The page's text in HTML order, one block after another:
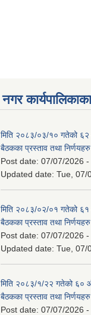
नगर
मिति २०८३/०३/१० गतेको ६२
बैठकका प्रस्ताव तथा निर्णयहरु
Post date: 07/07/2026 -
Updated date: Tue, 07/
मिति २०८३/०२/०१ गतेको ६१
बैठकका प्रस्ताव तथा निर्णयहरु
Post date: 07/07/2026 -
Updated date: Tue, 07/
मिति २०८३/१/२२ गतेको ६० औं
बैठकका प्रस्ताव तथा निर्णयहरु
Post date: 07/07/2026 -